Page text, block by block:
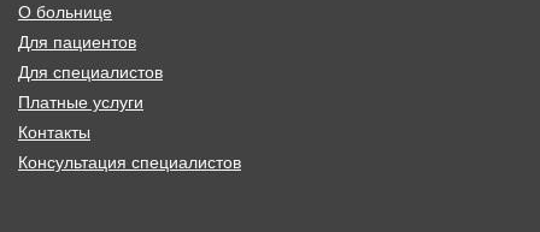
О больнице
Для пациентов
Для специалистов
Платные услуги
Контакты
Консультация специалистов